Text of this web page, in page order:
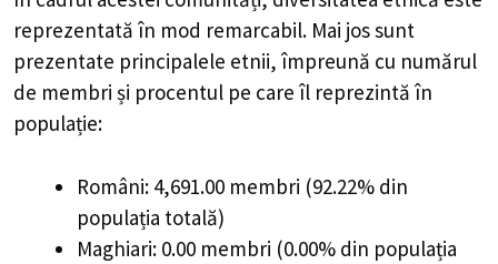
reprezentată în mod remarcabil. Mai jos sunt
prezentate principalele etnii, împreună cu numărul
de membri și procentul pe care îl reprezintă în
populație:
Români: 4,691.00 membri (92.22% din
populația totală)
Maghiari: 0.00 membri (0.00% din populația